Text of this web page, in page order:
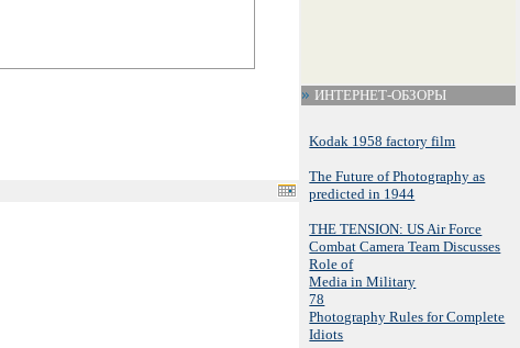
ИНТЕРНЕТ-ОБЗОРЫ
Kodak 1958 factory film
The Future of Photography as
predicted in 1944
THE TENSION: US Air Force
Combat Camera Team Discusses
Role of
Media in Military
78
Photography Rules for Complete
Idiots